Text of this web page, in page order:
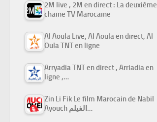
2M live , 2M en direct : La deuxième
chaine TV Marocaine
Al Aoula Live, Al Aoula en direct, Al
Oula TNT en ligne
Arryadia TNT en direct , Arriadia en
ligne ,…
Zin Li Fik Le film Marocain de Nabil
Ayouch الفيلم…